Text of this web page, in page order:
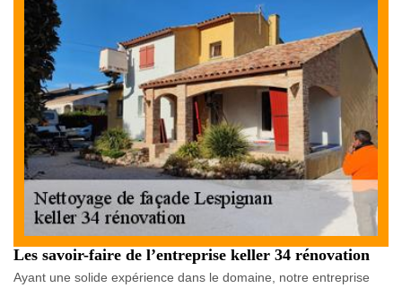
Les savoir-faire de l’entreprise keller 34 rénovation
Ayant une solide expérience dans le domaine, notre entreprise